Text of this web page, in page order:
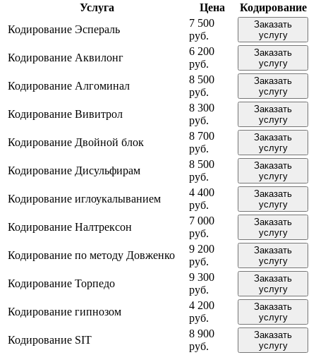
Услуга
Цена
Кодирование
Кодирование Эспераль
7 500
руб.
Заказать
услугу
Кодирование Аквилонг
6 200
руб.
Заказать
услугу
Кодирование Алгоминал
8 500
руб.
Заказать
услугу
Кодирование Вивитрол
8 300
руб.
Заказать
услугу
Кодирование Двойной блок
8 700
руб.
Заказать
услугу
Кодирование Дисульфирам
8 500
руб.
Заказать
услугу
Кодирование иглоукалыванием
4 400
руб.
Заказать
услугу
Кодирование Налтрексон
7 000
руб.
Заказать
услугу
Кодирование по методу Довженко
9 200
руб.
Заказать
услугу
Кодирование Торпедо
9 300
руб.
Заказать
услугу
Кодирование гипнозом
4 200
руб.
Заказать
услугу
Кодирование SIT
8 900
руб.
Заказать
услугу